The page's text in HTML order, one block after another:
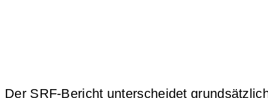
Der SRF-Bericht unterscheidet